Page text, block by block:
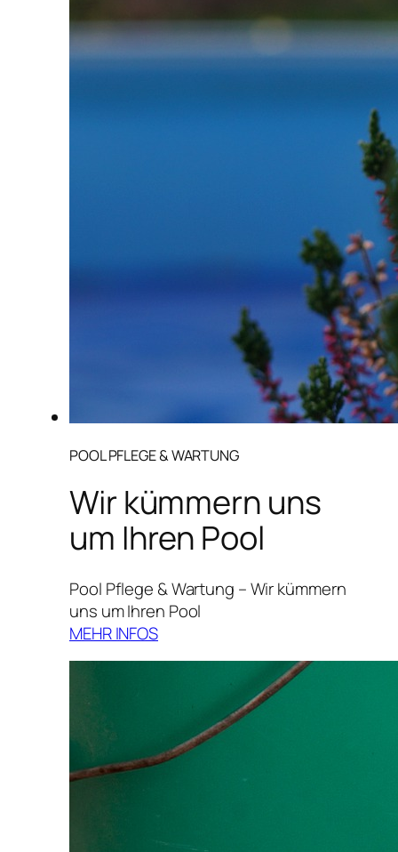
POOL PFLEGE & WARTUNG
Wir kümmern uns
um Ihren Pool
Pool Pflege & Wartung – Wir kümmern
uns um Ihren Pool
MEHR INFOS